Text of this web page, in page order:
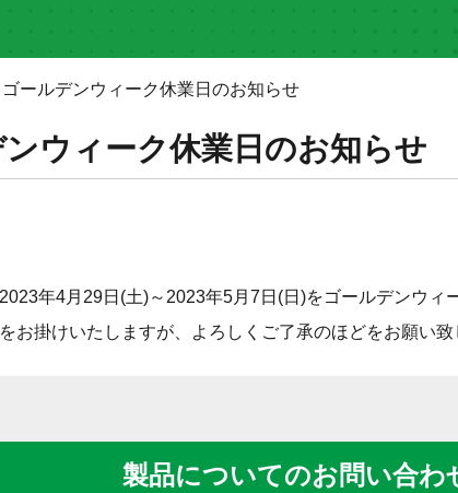
ゴールデンウィーク休業日のお知らせ
ウィーク休業日のお知らせ
年4月29日(土)～2023年5月7日(日)をゴールデンウィ
お掛けいたしますが、よろしくご了承のほどをお願い致
製品についてのお問い合わ